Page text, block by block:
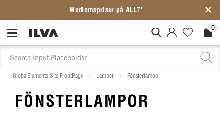
MitIlva.Login 0
GlobalElements.Site.FrontPage Lampor Fönsterlampor
FÖNSTERLAMPOR